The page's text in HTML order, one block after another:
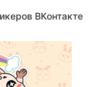
ВКонтакте